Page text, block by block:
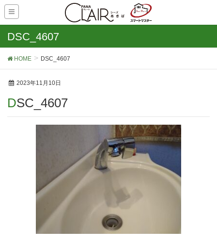
DSC_4607
HOME DSC_4607
2023年11月10日
DSC_4607